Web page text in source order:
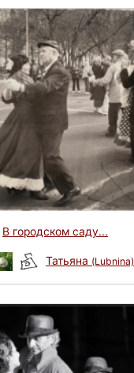
В городском саду...
Татьяна (Lubnina)